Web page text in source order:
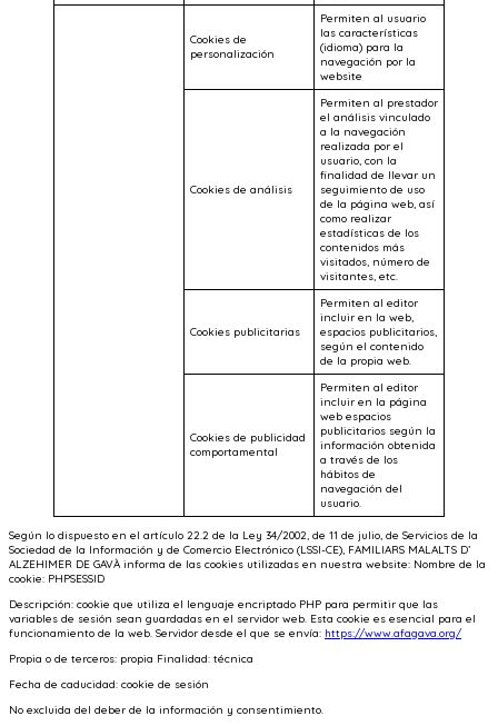
Cookies de
personalización
Permiten al usuario
las características
(idioma) para la
navegación por la
website
Cookies de análisis
Permiten al prestador
el análisis vinculado
a la navegación
realizada por el
usuario, con la
finalidad de llevar un
seguimiento de uso
de la página web, así
como realizar
estadísticas de los
contenidos más
visitados, número de
visitantes, etc.
Cookies publicitarias
Permiten al editor
incluir en la web,
espacios publicitarios,
según el contenido
de la propia web.
Cookies de publicidad
comportamental
Permiten al editor
incluir en la página
web espacios
publicitarios según la
información obtenida
a través de los
hábitos de
navegación del
usuario.
Según lo dispuesto en el artículo 22.2 de la Ley 34/2002, de 11 de julio, de Servicios de la
Sociedad de la Información y de Comercio Electrónico (LSSI-CE), FAMILIARS MALALTS D’
ALZEHIMER DE GAVÀ informa de las cookies utilizadas en nuestra website: Nombre de la
cookie: PHPSESSID
Descripción: cookie que utiliza el lenguaje encriptado PHP para permitir que las
variables de sesión sean guardadas en el servidor web. Esta cookie es esencial para el
funcionamiento de la web. Servidor desde el que se envía: https://www.afagava.org/
Propia o de terceros: propia Finalidad: técnica
Fecha de caducidad: cookie de sesión
No excluida del deber de la información y consentimiento.